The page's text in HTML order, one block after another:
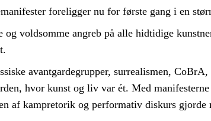
foreligger nu for første gang i en
voldsomme angreb på alle hidtidige
avantgardegrupper, surrealismen,
hvor kunst og liv var ét. Med
af kampretorik og performativ diskurs